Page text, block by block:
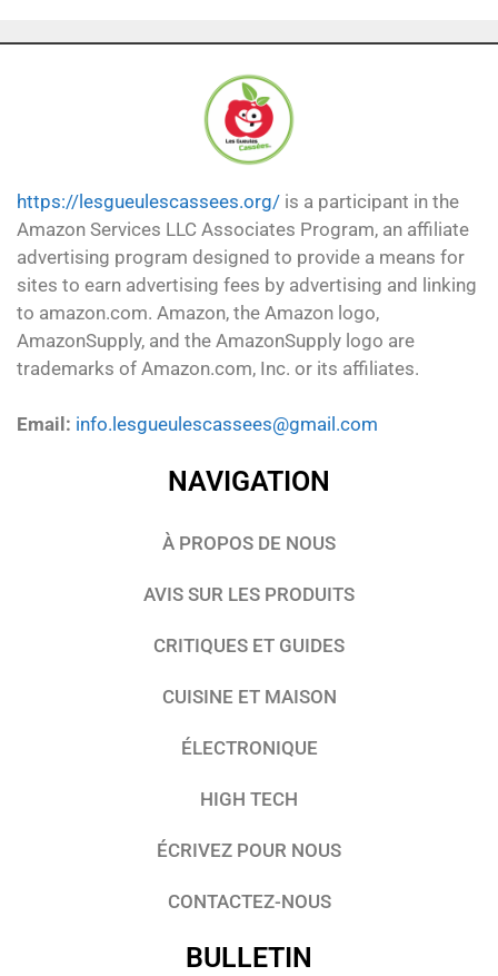
https://lesgueulescassees.org/ is a participant in the
Amazon Services LLC Associates Program, an affiliate
advertising program designed to provide a means for
sites to earn advertising fees by advertising and linking
to amazon.com. Amazon, the Amazon logo,
AmazonSupply, and the AmazonSupply logo are
trademarks of Amazon.com, Inc. or its affiliates.
Email: info.lesgueulescassees@gmail.com
NAVIGATION
À PROPOS DE NOUS
AVIS SUR LES PRODUITS
CRITIQUES ET GUIDES
CUISINE ET MAISON
ÉLECTRONIQUE
HIGH TECH
ÉCRIVEZ POUR NOUS
CONTACTEZ-NOUS
BULLETIN